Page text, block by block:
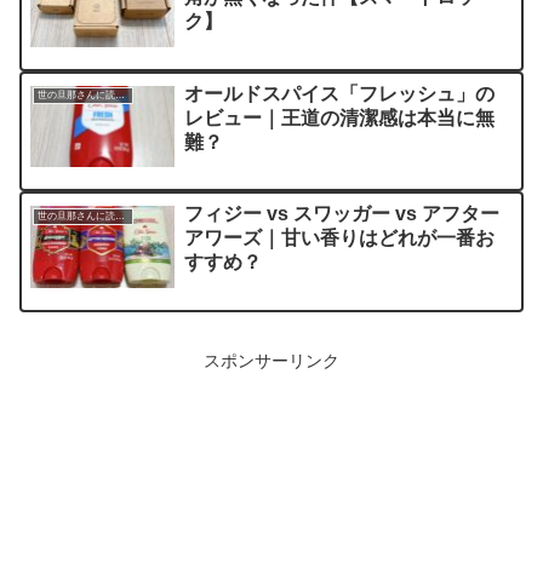
ク】
世の旦那さんに読んでほしい記事
オールドスパイス「フレッシュ」の
レビュー｜王道の清潔感は本当に無
難？
世の旦那さんに読んでほしい記事
フィジー vs スワッガー vs アフター
アワーズ｜甘い香りはどれが一番お
すすめ？
スポンサーリンク